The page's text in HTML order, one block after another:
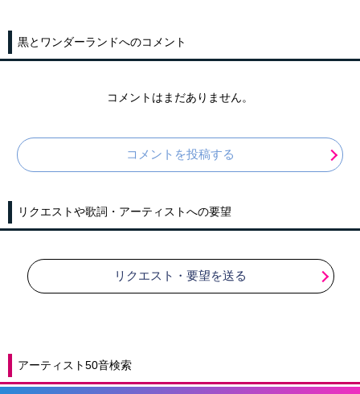
黒とワンダーランドへのコメント
コメントはまだありません。
コメントを投稿する
リクエストや歌詞・アーティストへの要望
リクエスト・要望を送る
アーティスト50音検索